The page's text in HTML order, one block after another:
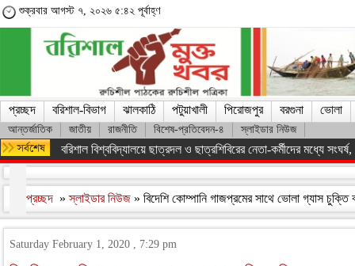
শুক্রবার আগস্ট ৭, ২০২৬ ৫:৪২ পূর্বাহ্ণ
প্রচ্ছদ বরিশাল-বিভাগ ঝালকাঠি পটুয়াখালী পিরোজপুর বরগুনা ভোলা
আন্তর্জাতিক জাতীয় রাজনীতি বিশেষ-প্রতিবেদন-৪ স্লাইডার নিউজ
বরিশাল বিশ্ববিদ্যালয়ে ছাত্রদল ও ছাত্রশিবিরের নেতা-কর্মীদের মধ্যে সংঘর্ষ,
প্রচ্ছদ »স্লাইডার নিউজ » বিদেশি কোম্পানি গাজপ্রমের সাথে ভোলা গ্যাস চুক্তি
Saturday February 1, 2020 , 7:29 pm